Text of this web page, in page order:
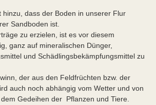
hinzu, dass der Boden in unserer Flur
Sandboden ist.
zu erzielen, ist es vor diesem
ganz auf mineralischen Dünger,
und Schädlingsbekämpfungsmittel zu
der aus den Feldfrüchten bzw. der
auch noch abhängig vom Wetter und von
Gedeihen der Pflanzen und Tiere.